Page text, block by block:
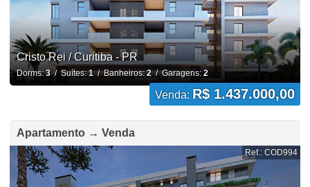
Cristo Rei / Curitiba - PR
Dorms:3/ Suítes:1/ Banheiros:2/ Garagens: 2
Venda: R$ 1.437.000,00
Apartamento → Venda
Ref.: COD994